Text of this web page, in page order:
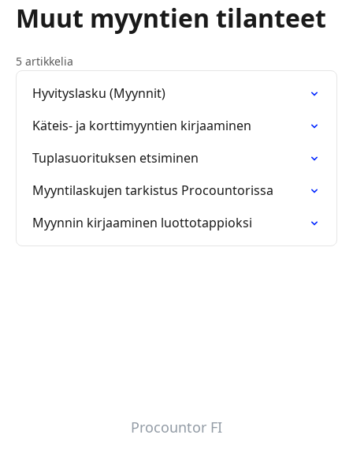
Muut myyntien tilanteet
5 artikkelia
Hyvityslasku (Myynnit)
Käteis- ja korttimyyntien kirjaaminen
Tuplasuorituksen etsiminen
Myyntilaskujen tarkistus Procountorissa
Myynnin kirjaaminen luottotappioksi
Procountor FI